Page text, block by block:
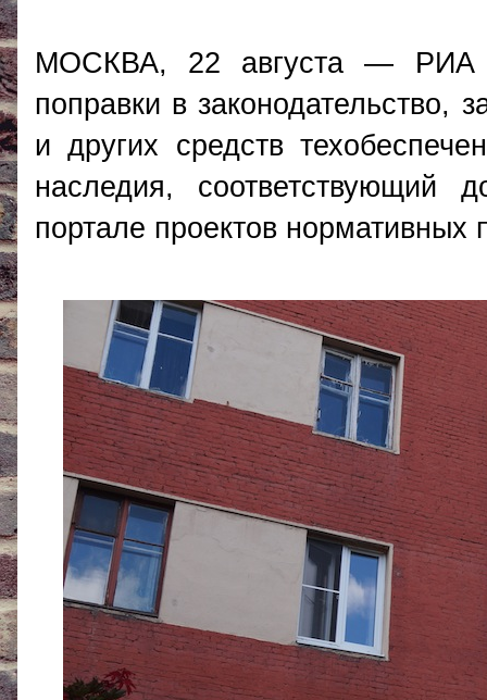
МОСКВА, 22 августа — РИА
поправки в законодательство,
и других средств
наследия, соответствующий
портале проектов нормативных